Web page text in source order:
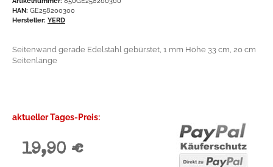
HAN: GE258200300
Hersteller: YERD
Seitenwand gerade Edelstahl gebürstet, 1 mm Höhe 33 cm, 20 cm
Seitenlänge
aktueller Tages-Preis:
19,90 €